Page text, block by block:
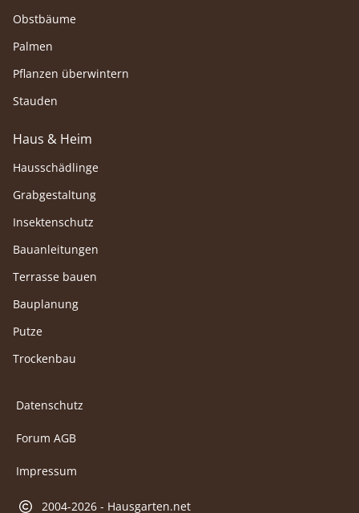
Obstbäume
Palmen
Pflanzen überwintern
Stauden
Haus & Heim
Hausschädlinge
Grabgestaltung
Insektenschutz
Bauanleitungen
Terrasse bauen
Bauplanung
Putze
Trockenbau
Datenschutz
Forum AGB
Impressum
2004-2026 - Hausgarten.net